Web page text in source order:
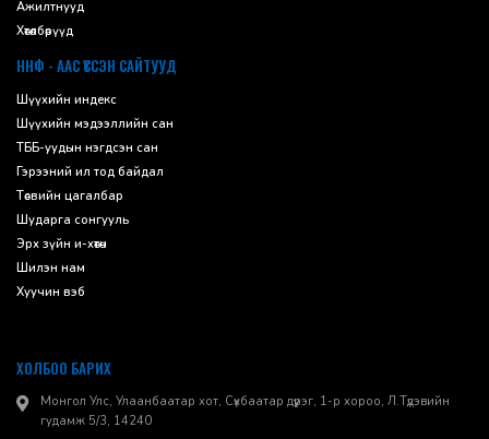
Ажилтнууд
Хөтөлбөрүүд
ННФ - ААС ҮҮССЭН САЙТУУД
Шүүхийн индекс
Шүүхийн мэдээллийн сан
ТББ-уудын нэгдсэн сан
Гэрээний ил тод байдал
Төсвийн цагалбар
Шударга сонгууль
Эрх зүйн и-хөтөч
Шилэн нам
Хуучин вэб
ХОЛБОО БАРИХ
Монгол Улс, Улаанбаатар хот, Сүхбаатар дүүрэг, 1-р хороо, ​Л.Түдэвийн
гудамж 5/3, 14240